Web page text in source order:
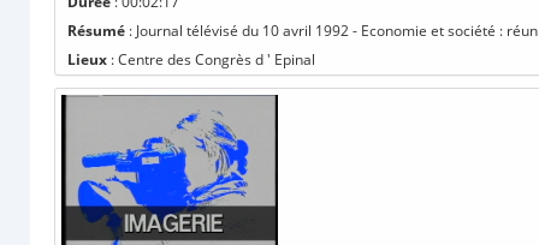
Résumé : Journal télévisé du 10 avril 1992 - Economie et société :
Lieux : Centre des Congrès d ' Epinal